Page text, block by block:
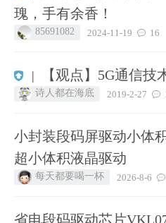
瑰，手有余香！
85691082 2024-11-19 16
| 【观点】5G通信技
诗人都在海底 2019-2-27
小封装段码屏驱动小体
超小体积液晶驱动
每天都要喝一杯 2026-8-6
省电段码驱动芯片